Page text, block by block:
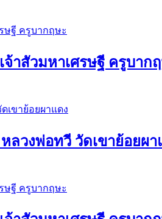
าสัวมหาเศรษฐี ครูบาก
ลวงพ่อทวี วัดเขาย้อยผา